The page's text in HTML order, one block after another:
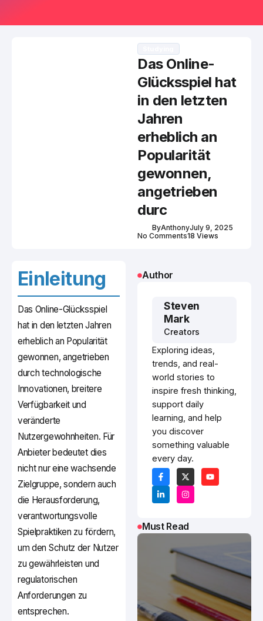
Das Online-
Glücksspiel hat
in den letzten
Jahren
erheblich an
Popularität
gewonnen,
angetrieben
durc
ByAnthonyJuly 9, 2025
No Comments18 Views
Einleitung
Das Online-Glücksspiel
hat in den letzten Jahren
erheblich an Popularität
gewonnen, angetrieben
durch technologische
Innovationen, breitere
Verfügbarkeit und
veränderte
Nutzergewohnheiten. Für
Anbieter bedeutet dies
nicht nur eine wachsende
Zielgruppe, sondern auch
die Herausforderung,
verantwortungsvolle
Spielpraktiken zu fördern,
um den Schutz der Nutzer
zu gewährleisten und
regulatorischen
Anforderungen zu
entsprechen.
Author
Steven
Mark
Creators
Exploring ideas,
trends, and real-
world stories to
inspire fresh thinking,
support daily
learning, and help
you discover
something valuable
every day.
Must Read